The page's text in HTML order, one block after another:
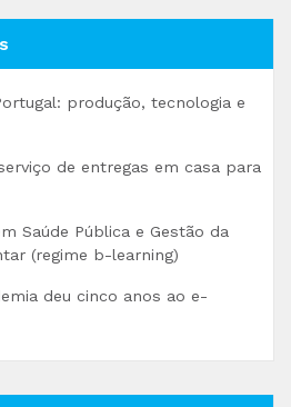
produção, tecnologia e
de entregas em casa para
Saúde Pública e Gestão da
(regime b-learning)
deu cinco anos ao e-